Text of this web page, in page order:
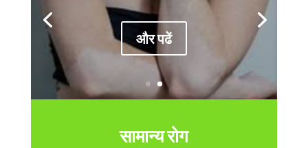
और पढें
सामान्य रोग